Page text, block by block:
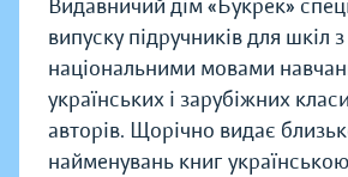
Видавничий дім «Букрек»
випуску підручників для шкіл з
національними мовами
українських і зарубіжних
авторів. Щорічно видає
найменувань книг